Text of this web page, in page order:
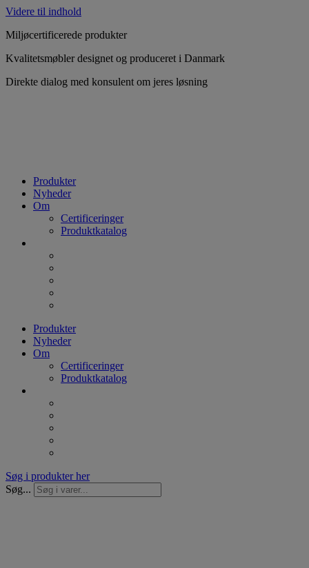
Videre til indhold
Miljøcertificerede produkter
Kvalitetsmøbler designet og produceret i Danmark
Direkte dialog med konsulent om jeres løsning
Produkter
Nyheder
Om
Certificeringer
Produktkatalog
Produkter
Nyheder
Om
Certificeringer
Produktkatalog
Søg i produkter her
Søg...